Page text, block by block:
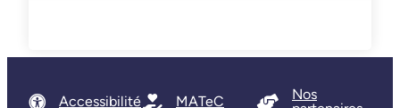
Accessibilité MATeC
Nos